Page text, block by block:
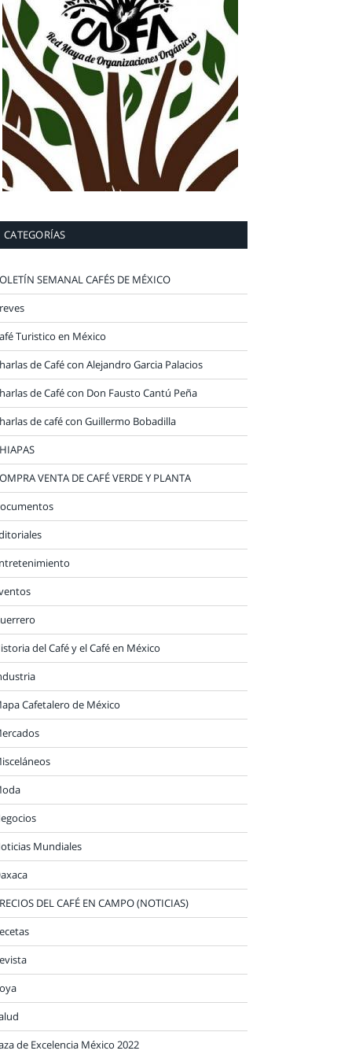
CATEGORÍAS
SEMANAL CAFÉS DE MÉXICO
Turistico en México
de Café con Alejandro Garcia Palacios
de Café con Don Fausto Cantú Peña
de café con Guillermo Bobadilla
VENTA DE CAFÉ VERDE Y PLANTA
del Café y el Café en México
Cafetalero de México
Mundiales
DEL CAFÉ EN CAMPO (NOTICIAS)
de Excelencia México 2022